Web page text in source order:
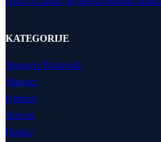
KATEGORIJE
Negorivi Proizvodi
Madraci
Podnice
Kreveti
Dodaci